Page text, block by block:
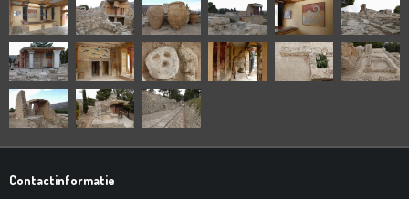
hoofdinhoud
Contactinformatie